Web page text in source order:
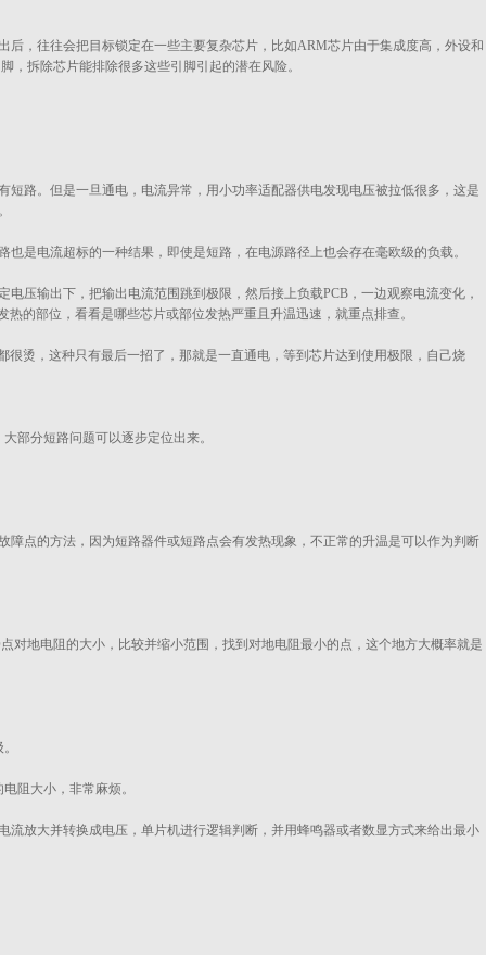
后，往往会把目标锁定在一些主要复杂芯片，比如ARM芯片由于集成度高，外设和
，拆除芯片能排除很多这些引脚引起的潜在风险。
路。但是一旦通电，电流异常，用小功率适配器供电发现电压被拉低很多，这是
是电流超标的一种结果，即使是短路，在电源路径上也会存在毫欧级的负载。
压输出下，把输出电流范围跳到极限，然后接上负载PCB，一边观察电流变化，
的部位，看看是哪些芯片或部位发热严重且升温迅速，就重点排查。
很烫，这种只有最后一招了，那就是一直通电，等到芯片达到使用极限，自己烧
部分短路问题可以逐步定位出来。
障点的方法，因为短路器件或短路点会有发热现象，不正常的升温是可以作为判断
对地电阻的大小，比较并缩小范围，找到对地电阻最小的点，这个地方大概率就是
阻大小，非常麻烦。
流放大并转换成电压，单片机进行逻辑判断，并用蜂鸣器或者数显方式来给出最小